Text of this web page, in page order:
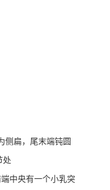
侧扁，尾末端钝圆
处
中央有一个小乳突